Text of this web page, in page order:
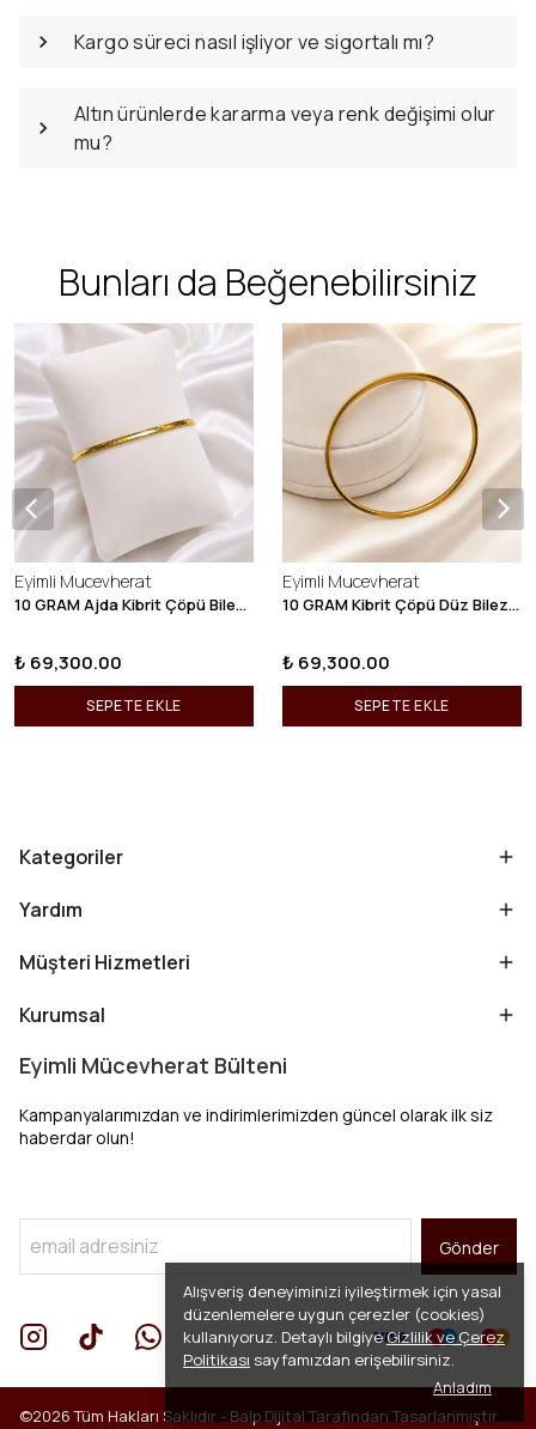
Alışveriş deneyiminizi iyileştirmek için yasal
düzenlemelere uygun çerezler (cookies)
kullanıyoruz. Detaylı bilgiyeGizlilik ve Çerez
Politikası sayfamızdan erişebilirsiniz.
Anladım
Kargo süreci nasıl işliyor ve sigortalı mı?
Altın ürünlerde kararma veya renk değişimi olur
mu?
Bunları da Beğenebilirsiniz
Eyimli Mucevherat
10 GRAM Ajda Kibrit Çöpü Bilezik 22 Ayar 22BLZ003
₺ 69,300.00
SEPETE EKLE
Eyimli Mucevherat
10 GRAM Kibrit Çöpü Düz Bilezik 22 Ayar 22BLZ001
₺ 69,300.00
SEPETE EKLE
Kategoriler
Yardım
Müşteri Hizmetleri
Kurumsal
Eyimli Mücevherat Bülteni
Kampanyalarımızdan ve indirimlerimizden güncel olarak ilk siz
haberdar olun!
Gönder
©2026 Tüm Hakları Saklıdır - Balp Dijital Tarafından Tasarlanmıştır